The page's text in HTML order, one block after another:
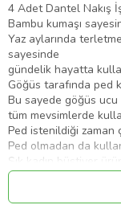
4 Adet Dantel Nakış
Bambu kumaşı
Yaz aylarında
sayesinde
gündelik hayatta
Göğüs tarafında ped
Bu sayede göğüs ucu
tüm mevsimlerde
Ped istenildiği zaman
Ped olmadan da
Şık kadın büstiyer
Modern bir kadın